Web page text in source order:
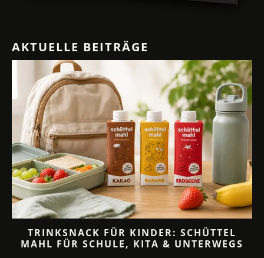
AKTUELLE BEITRÄGE
TRINKSNACK FÜR KINDER: SCHÜTTEL
MAHL FÜR SCHULE, KITA & UNTERWEGS